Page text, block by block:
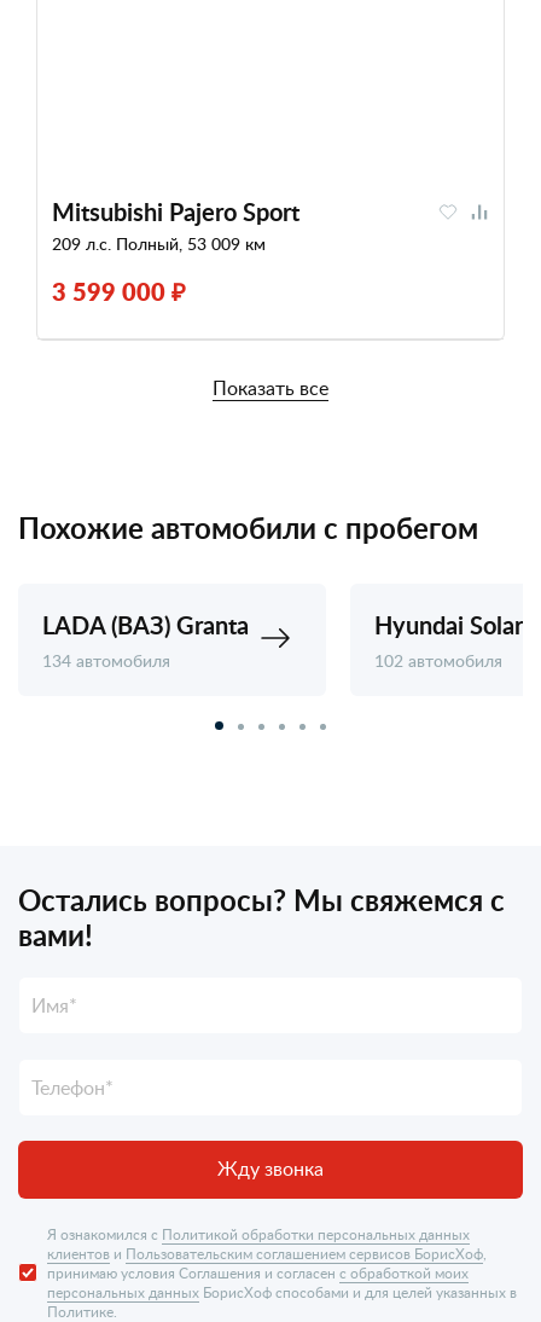
Mitsubishi Pajero Sport
209 л.с. Полный, 53 009 км
3 599 000 ₽
Показать все
Похожие автомобили с пробегом
LADA (ВАЗ) Granta
134 автомобиля
Hyundai Solaris
102 автомобиля
Остались вопросы? Мы свяжемся с
вами!
Жду звонка
Я ознакомился с Политикой обработки персональных данных
клиентов и Пользовательским соглашением сервисов БорисХоф
принимаю условия Соглашения и согласен с обработкой моих
персональных данных БорисХоф способами и для целей указанных в
Политике.